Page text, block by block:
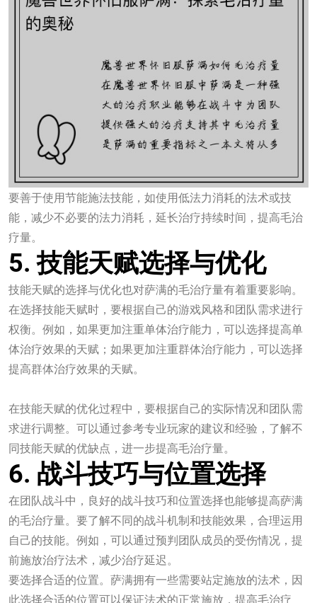
要善于使用节能施法技能，如使用低法力消耗的法术或技
能，减少不必要的法力消耗，延长治疗持续时间，提高毛治
疗量。
5. 技能天赋选择与优化
技能天赋的选择与优化也对萨满的毛治疗量有着重要影响。
在选择技能天赋时，要根据自己的游戏风格和团队需求进行
权衡。例如，如果更加注重单体治疗能力，可以选择提高单
体治疗效果的天赋；如果更加注重群体治疗能力，可以选择
提高群体治疗效果的天赋。
在技能天赋的优化过程中，要根据自己的实际情况和团队需
求进行调整。可以通过参考专业玩家的建议和经验，了解不
同技能天赋的优缺点，进一步提高毛治疗量。
6. 战斗技巧与位置选择
在团队战斗中，良好的战斗技巧和位置选择也能够提高萨满
的毛治疗量。要了解不同的战斗机制和技能效果，合理运用
自己的技能。例如，可以通过预判团队成员的受伤情况，提
前施放治疗法术，减少治疗延迟。
要选择合适的位置。萨满拥有一些需要站定施放的法术，因
此选择合适的位置可以保证法术的正常施放，提高毛治疗